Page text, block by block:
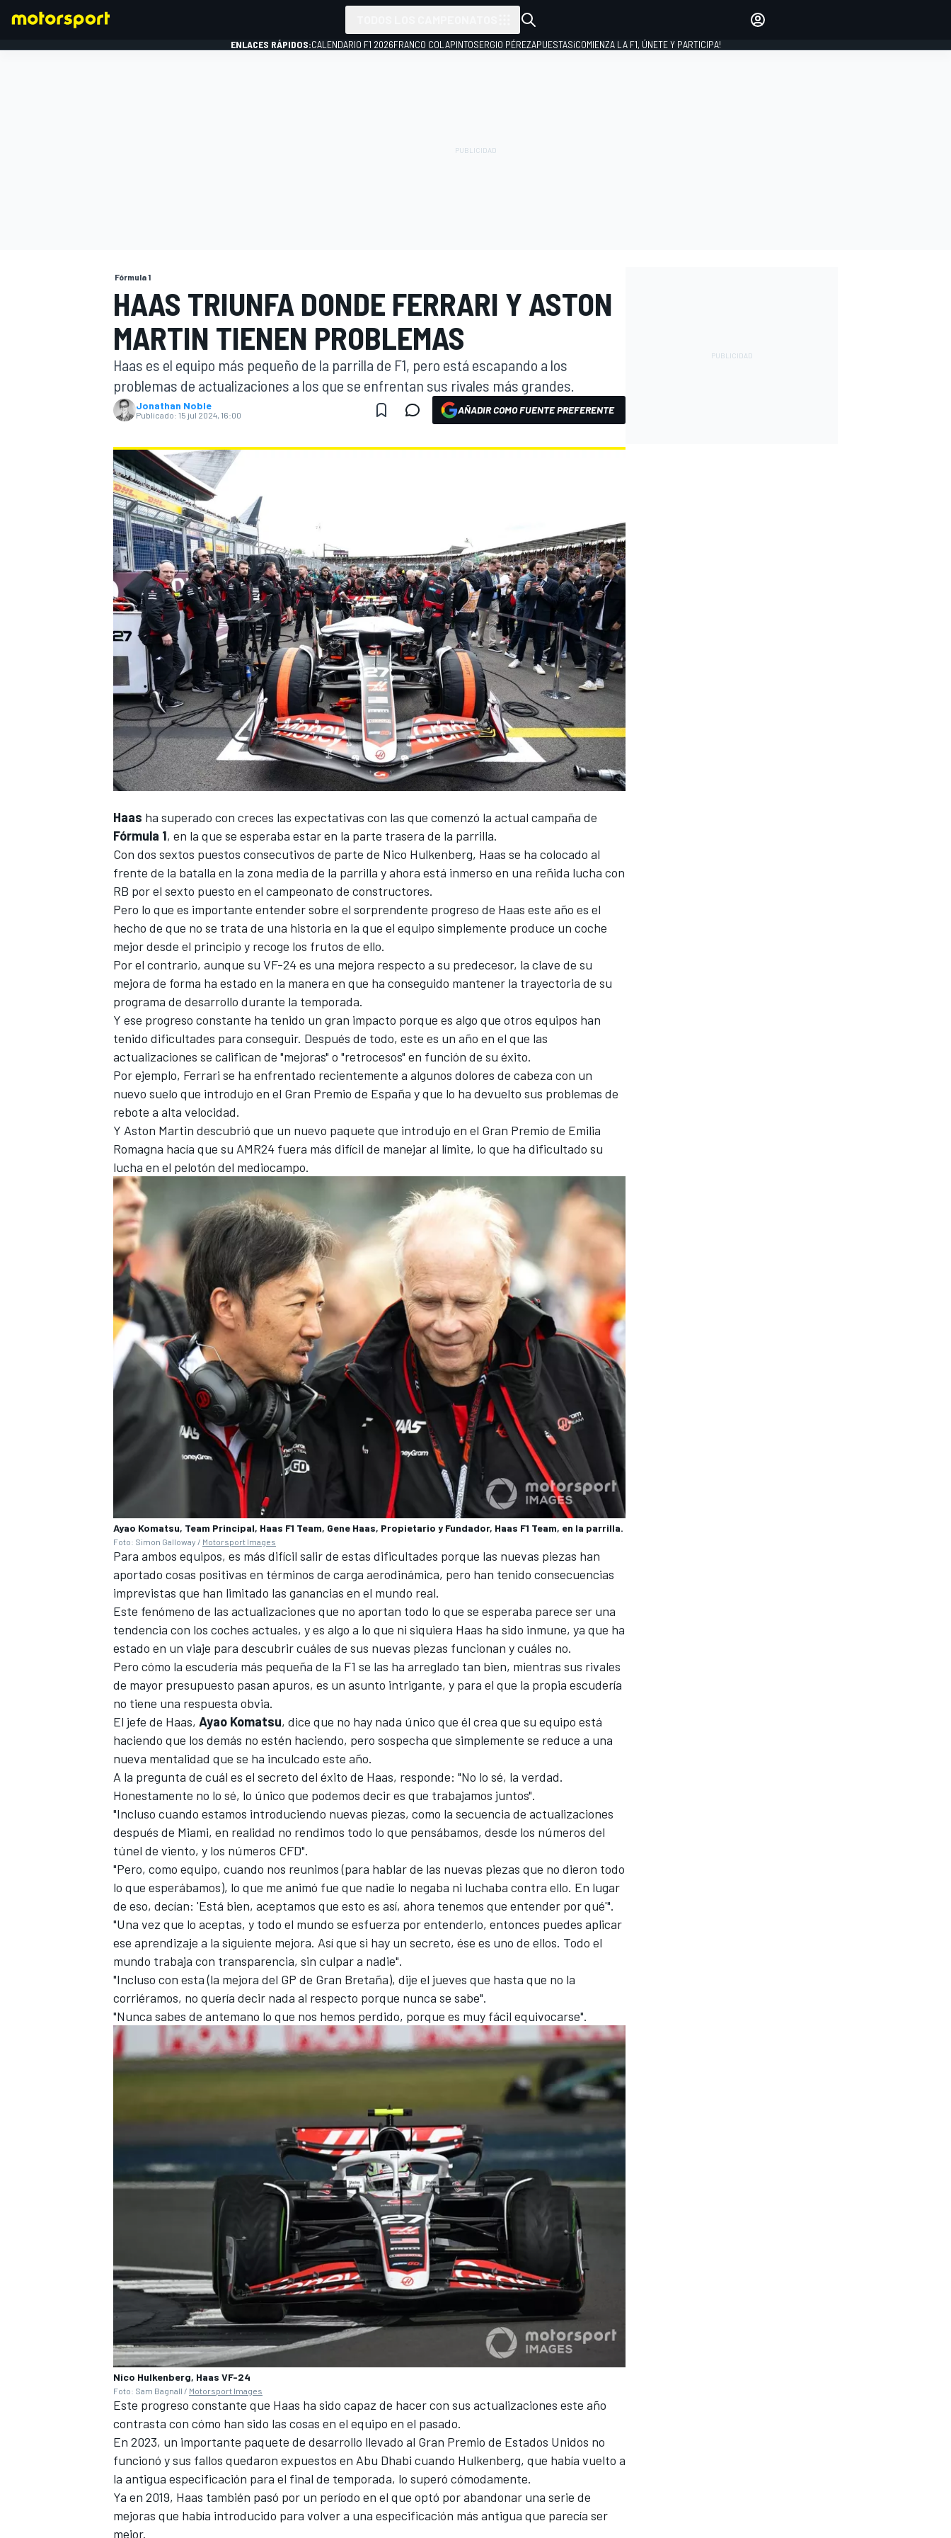
INDYCAR
MOTOGP
NASCAR CUP
FÓRMULA E
WRC
MÁS CATEGORÍAS
INICIAR SESIÓN
ENLACES RÁPIDOS:CALENDARIO F1 2026FRANCO COLAPINTOSERGIO PÉREZAPUESTAS¡COMIENZA LA F1, ÚNETE Y PARTICIPA!
Fórmula 1
HAAS TRIUNFA DONDE FERRARI Y ASTON
MARTIN TIENEN PROBLEMAS
Haas es el equipo más pequeño de la parrilla de F1, pero está escapando a los
problemas de actualizaciones a los que se enfrentan sus rivales más grandes.
Jonathan Noble
Publicado: 15 jul 2024, 16:00 AÑADIR COMO FUENTE PREFERENTE
Haas ha superado con creces las expectativas con las que comenzó la actual campaña de
Fórmula 1, en la que se esperaba estar en la parte trasera de la parrilla.
Con dos sextos puestos consecutivos de parte de Nico Hulkenberg, Haas se ha colocado al
frente de la batalla en la zona media de la parrilla y ahora está inmerso en una reñida lucha con
RB por el sexto puesto en el campeonato de constructores.
Pero lo que es importante entender sobre el sorprendente progreso de Haas este año es el
hecho de que no se trata de una historia en la que el equipo simplemente produce un coche
mejor desde el principio y recoge los frutos de ello.
Por el contrario, aunque su VF-24 es una mejora respecto a su predecesor, la clave de su
mejora de forma ha estado en la manera en que ha conseguido mantener la trayectoria de su
programa de desarrollo durante la temporada.
Y ese progreso constante ha tenido un gran impacto porque es algo que otros equipos han
tenido dificultades para conseguir. Después de todo, este es un año en el que las
actualizaciones se califican de "mejoras" o "retrocesos" en función de su éxito.
Por ejemplo, Ferrari se ha enfrentado recientemente a algunos dolores de cabeza con un
nuevo suelo que introdujo en el Gran Premio de España y que lo ha devuelto sus problemas de
rebote a alta velocidad.
Y Aston Martin descubrió que un nuevo paquete que introdujo en el Gran Premio de Emilia
Romagna hacía que su AMR24 fuera más difícil de manejar al límite, lo que ha dificultado su
lucha en el pelotón del mediocampo.
Ayao Komatsu, Team Principal, Haas F1 Team, Gene Haas, Propietario y Fundador, Haas F1 Team, en la parrilla.
Foto: Simon Galloway / Motorsport Images
Para ambos equipos, es más difícil salir de estas dificultades porque las nuevas piezas han
aportado cosas positivas en términos de carga aerodinámica, pero han tenido consecuencias
imprevistas que han limitado las ganancias en el mundo real.
Este fenómeno de las actualizaciones que no aportan todo lo que se esperaba parece ser una
tendencia con los coches actuales, y es algo a lo que ni siquiera Haas ha sido inmune, ya que ha
estado en un viaje para descubrir cuáles de sus nuevas piezas funcionan y cuáles no.
Pero cómo la escudería más pequeña de la F1 se las ha arreglado tan bien, mientras sus rivales
de mayor presupuesto pasan apuros, es un asunto intrigante, y para el que la propia escudería
no tiene una respuesta obvia.
El jefe de Haas, Ayao Komatsu, dice que no hay nada único que él crea que su equipo está
haciendo que los demás no estén haciendo, pero sospecha que simplemente se reduce a una
nueva mentalidad que se ha inculcado este año.
A la pregunta de cuál es el secreto del éxito de Haas, responde: "No lo sé, la verdad.
Honestamente no lo sé, lo único que podemos decir es que trabajamos juntos".
"Incluso cuando estamos introduciendo nuevas piezas, como la secuencia de actualizaciones
después de Miami, en realidad no rendimos todo lo que pensábamos, desde los números del
túnel de viento, y los números CFD".
"Pero, como equipo, cuando nos reunimos (para hablar de las nuevas piezas que no dieron todo
lo que esperábamos), lo que me animó fue que nadie lo negaba ni luchaba contra ello. En lugar
de eso, decían: 'Está bien, aceptamos que esto es así, ahora tenemos que entender por qué'".
"Una vez que lo aceptas, y todo el mundo se esfuerza por entenderlo, entonces puedes aplicar
ese aprendizaje a la siguiente mejora. Así que si hay un secreto, ése es uno de ellos. Todo el
mundo trabaja con transparencia, sin culpar a nadie".
"Incluso con esta (la mejora del GP de Gran Bretaña), dije el jueves que hasta que no la
corriéramos, no quería decir nada al respecto porque nunca se sabe".
"Nunca sabes de antemano lo que nos hemos perdido, porque es muy fácil equivocarse".
Nico Hulkenberg, Haas VF-24
Foto: Sam Bagnall / Motorsport Images
Este progreso constante que Haas ha sido capaz de hacer con sus actualizaciones este año
contrasta con cómo han sido las cosas en el equipo en el pasado.
En 2023, un importante paquete de desarrollo llevado al Gran Premio de Estados Unidos no
funcionó y sus fallos quedaron expuestos en Abu Dhabi cuando Hulkenberg, que había vuelto a
la antigua especificación para el final de temporada, lo superó cómodamente.
Ya en 2019, Haas también pasó por un período en el que optó por abandonar una serie de
mejoras que había introducido para volver a una especificación más antigua que parecía ser
mejor.